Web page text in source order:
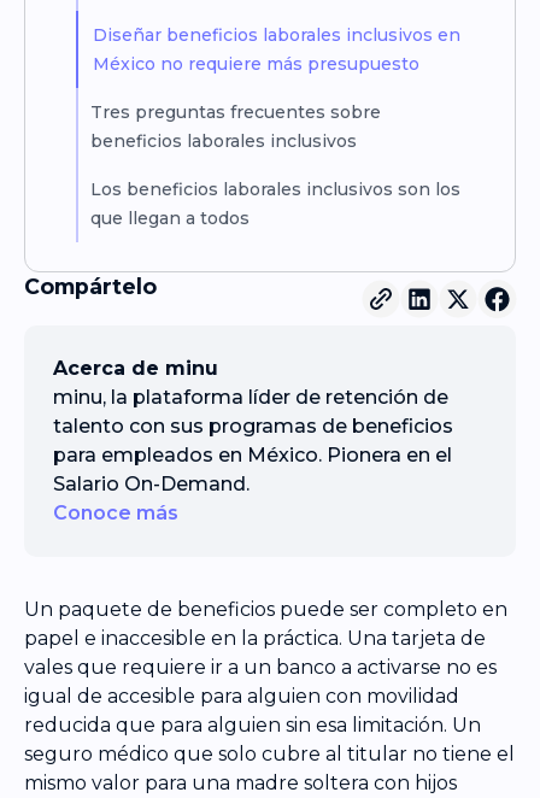
Diseñar beneficios laborales inclusivos en
México no requiere más presupuesto
Tres preguntas frecuentes sobre
beneficios laborales inclusivos
Los beneficios laborales inclusivos son los
que llegan a todos
Compártelo
Acerca de minu
minu, la plataforma líder de retención de
talento con sus programas de beneficios
para empleados en México. Pionera en el
Salario On-Demand.
Conoce más
Un paquete de beneficios puede ser completo en
papel e inaccesible en la práctica. Una tarjeta de
vales que requiere ir a un banco a activarse no es
igual de accesible para alguien con movilidad
reducida que para alguien sin esa limitación. Un
seguro médico que solo cubre al titular no tiene el
mismo valor para una madre soltera con hijos